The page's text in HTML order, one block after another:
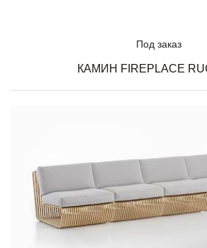
Под заказ
КАМИН FIREPLACE